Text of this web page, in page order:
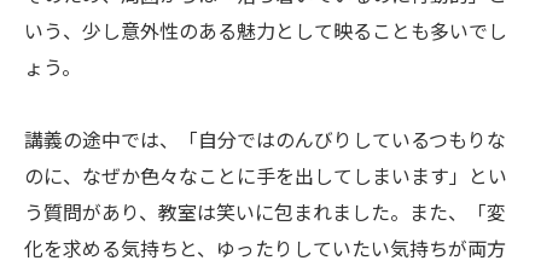
いう、少し意外性のある魅力として映ることも多いでし
ょう。
講義の途中では、「自分ではのんびりしているつもりな
のに、なぜか色々なことに手を出してしまいます」とい
う質問があり、教室は笑いに包まれました。また、「変
化を求める気持ちと、ゆったりしていたい気持ちが両方